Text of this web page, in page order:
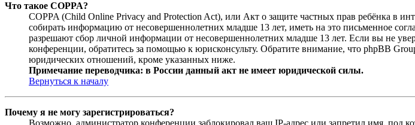
Что такое COPPA?
COPPA (Child Online Privacy and Protection Act), или Акт о защите частных прав ребёнка в
собирать информацию от несовершеннолетних младше 13 лет, иметь на это письменное
разрешают сбор личной информации от несовершеннолетних младше 13 лет. Если вы не
конференции, обратитесь за помощью к юрисконсульту. Обратите внимание, что phpBB
юридических отношений, кроме указанных ниже.
Примечание переводчика: в России данный акт не имеет юридической силы.
Вернуться к началу
Почему я не могу зарегистрироваться?
Возможно, администратор конференции заблокировал ваш IP-адрес или запретил имя, под